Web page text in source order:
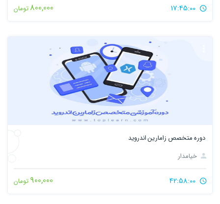
800,000تومان
دوره متخصص زامارین اندروید
خیامدار
900,000تومان